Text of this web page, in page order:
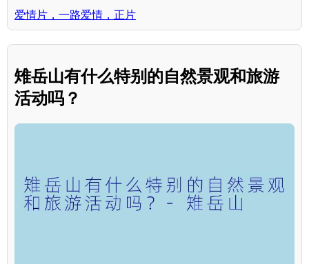
爱情片，一路爱情，正片
雉岳山有什么特别的自然景观和旅游
活动吗？